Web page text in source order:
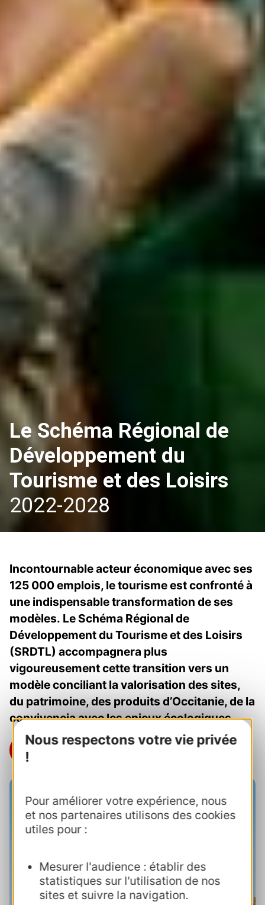
Nous respectons votre vie privée
!
Pour améliorer votre expérience, nous
et nos partenaires utilisons des cookies
utiles pour :
Mesurer l'audience : établir des
statistiques sur l'utilisation de nos
sites et suivre la navigation.
Le Schéma Régional de
Développement du
Tourisme et des Loisirs
2022-2028
Incontournable acteur économique avec ses
125 000 emplois, le tourisme est confronté à
une indispensable transformation de ses
modèles. Le Schéma Régional de
Développement du Tourisme et des Loisirs
(SRDTL) accompagnera plus
vigoureusement cette transition vers un
modèle conciliant la valorisation des sites,
du patrimoine, des produits d’Occitanie, de la
convivencia avec les enjeux écologiques.
Téléchargez le SRDTL 2022-2028